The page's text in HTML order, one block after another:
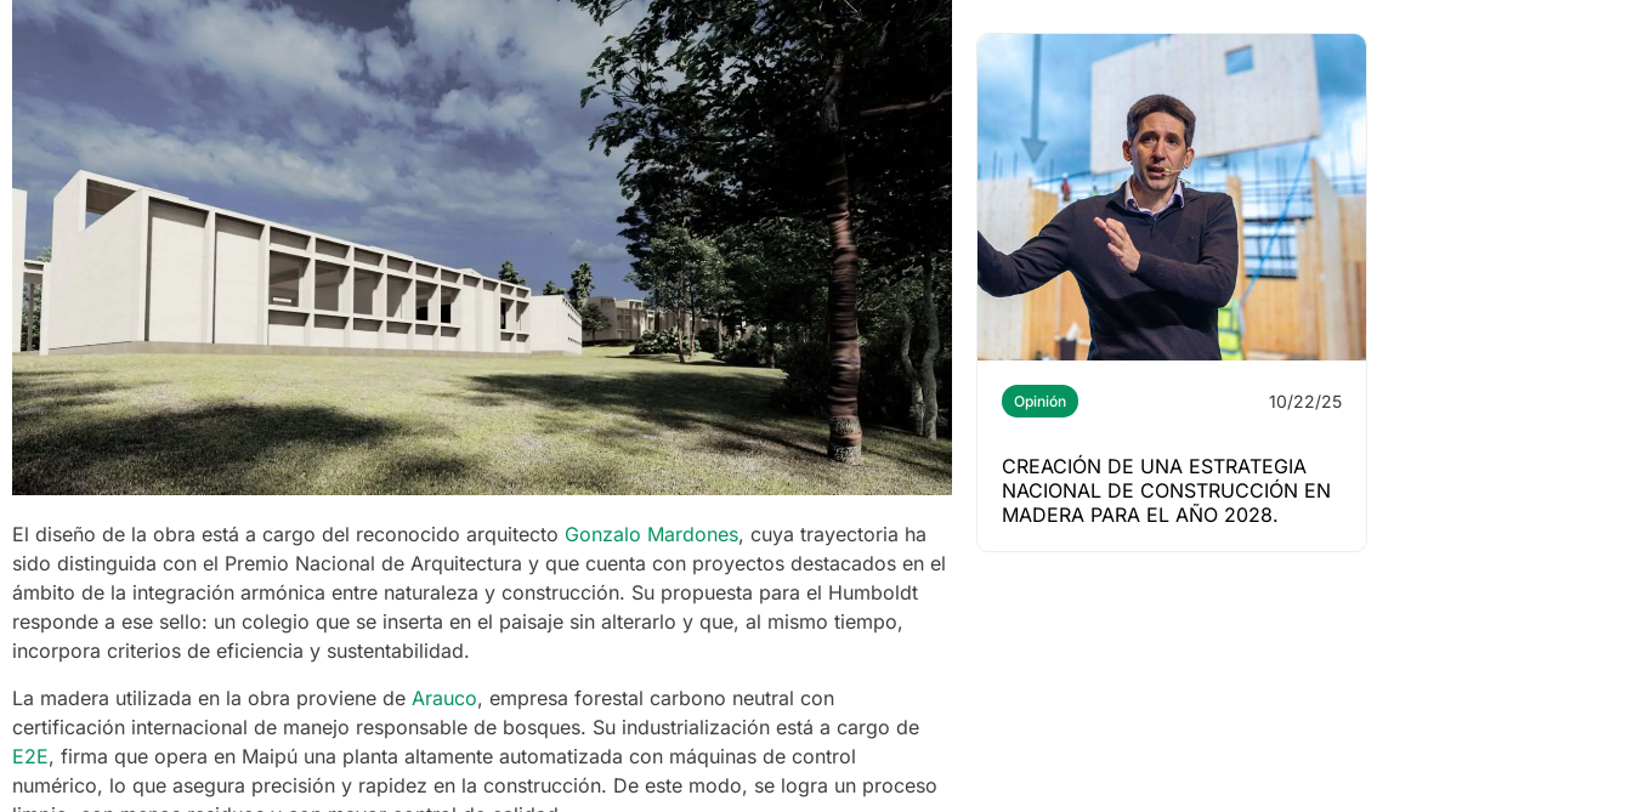
El diseño de la obra está a cargo del reconocido arquitecto Gonzalo Mardones, cuya trayectoria ha
sido distinguida con el Premio Nacional de Arquitectura y que cuenta con proyectos destacados en el
ámbito de la integración armónica entre naturaleza y construcción. Su propuesta para el Humboldt
responde a ese sello: un colegio que se inserta en el paisaje sin alterarlo y que, al mismo tiempo,
incorpora criterios de eficiencia y sustentabilidad.
La madera utilizada en la obra proviene de Arauco, empresa forestal carbono neutral con
certificación internacional de manejo responsable de bosques. Su industrialización está a cargo de
E2E, firma que opera en Maipú una planta altamente automatizada con máquinas de control
numérico, lo que asegura precisión y rapidez en la construcción. De este modo, se logra un proceso
Opinión 10/22/25
CREACIÓN DE UNA ESTRATEGIA
NACIONAL DE CONSTRUCCIÓN EN
MADERA PARA EL AÑO 2028.